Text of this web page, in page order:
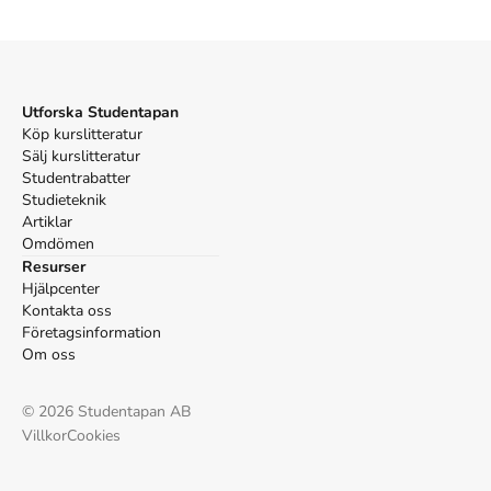
Utforska Studentapan
Köp kurslitteratur
Sälj kurslitteratur
Studentrabatter
Studieteknik
Artiklar
Omdömen
Resurser
Hjälpcenter
Kontakta oss
Företagsinformation
Om oss
© 2026 Studentapan AB
VillkorCookies